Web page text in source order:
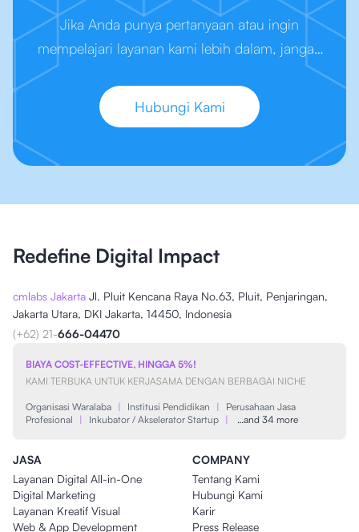
Jika Anda punya pertanyaan atau ingin
mempelajari layanan kami lebih dalam, jangan
ragu untuk hubungi kami. Kami siap membantu
Anda, kapan pun Anda siap.
Hubungi Kami
Redefine Digital Impact
cmlabs Jakarta Jl. Pluit Kencana Raya No.63, Pluit, Penjaringan,
Jakarta Utara, DKI Jakarta, 14450, Indonesia
(+62) 21-666-04470
BIAYA COST-EFFECTIVE, HINGGA 5%!
KAMI TERBUKA UNTUK KERJASAMA DENGAN BERBAGAI NICHE
Organisasi Waralaba | Institusi Pendidikan |
Perusahaan Jasa
Profesional
| Inkubator / Akselerator Startup | …and 34 more
JASA
Layanan Digital All-in-One
Digital Marketing
Layanan Kreatif Visual
Web & App Development
COMPANY
Tentang Kami
Hubungi Kami
Karir
Press Release